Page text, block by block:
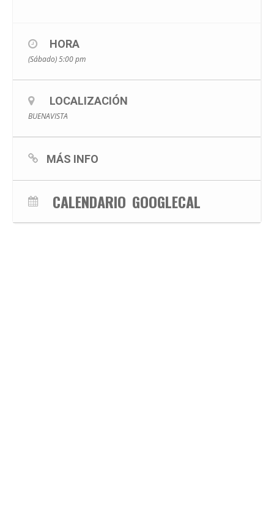
HORA
(Sábado) 5:00 pm
LOCALIZACIÓN
BUENAVISTA
MÁS INFO
CALENDARIO GOOGLECAL